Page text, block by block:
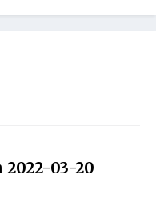
2022-03-20